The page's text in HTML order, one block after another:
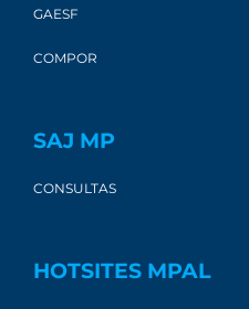
GAESF
COMPOR
SAJ MP
CONSULTAS
HOTSITES MPAL